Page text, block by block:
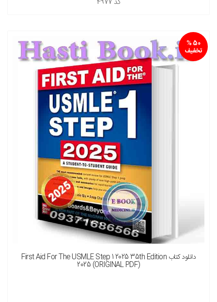
دانلود کتاب First Aid For The USMLE Step 1 2025 35th Edition
2025 (ORIGINAL PDF)
50 %
تخفیف